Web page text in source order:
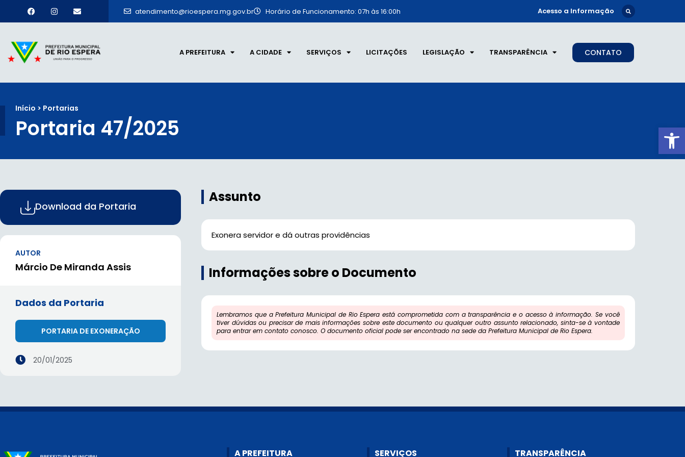
atendimento@rioespera.mg.gov.br Horário de Funcionamento: 07h às 16:00h Acesso a Informação
A PREFEITURA A CIDADE SERVIÇOS LICITAÇÕES LEGISLAÇÃO TRANSPARÊNCIA CONTATO
Início > Portarias
Portaria 47/2025
Download da Portaria
AUTOR
Márcio De Miranda Assis
Dados da Portaria
PORTARIA DE EXONERAÇÃO
20/01/2025
Assunto
Exonera servidor e dá outras providências
Informações sobre o Documento
Lembramos que a Prefeitura Municipal de Rio Espera está comprometida com a transparência e o acesso à informação. Se você
tiver dúvidas ou precisar de mais informações sobre este documento ou qualquer outro assunto relacionado, sinta-se à vontade
para entrar em contato conosco. O documento oficial pode ser encontrado na sede da Prefeitura Municipal de Rio Espera.
A PREFEITURA SERVIÇOS TRANSPARÊNCIA